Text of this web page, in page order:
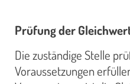
Prüfung der
Die zuständige Stelle
Voraussetzungen